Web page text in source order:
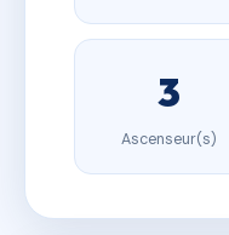
3
Ascenseur(s)